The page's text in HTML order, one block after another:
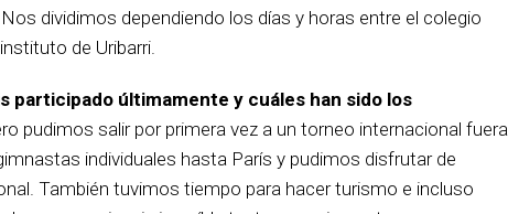
dividimos dependiendo los días y horas entre el colegio
de Uribarri.
participado últimamente y cuáles han sido los
pudimos salir por primera vez a un torneo internacional fuera.
individuales hasta París y pudimos disfrutar de
También tuvimos tiempo para hacer turismo e incluso